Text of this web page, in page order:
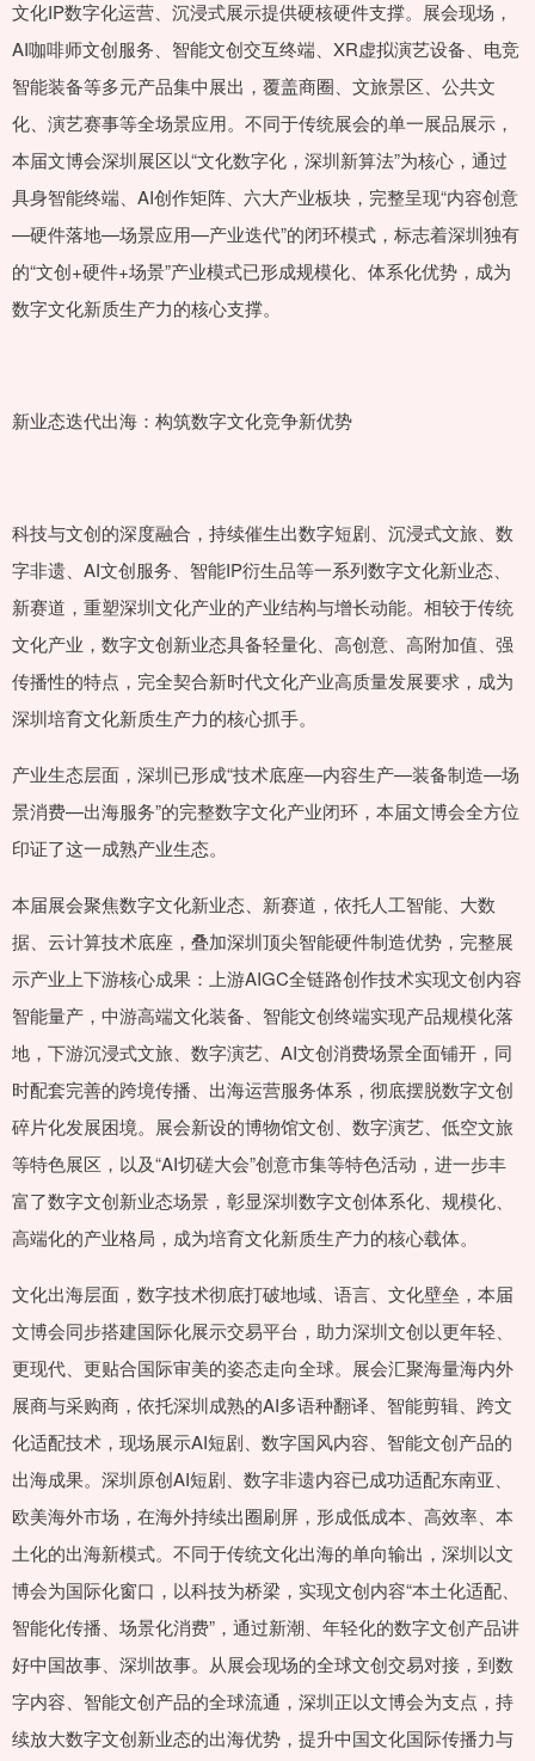
文化IP数字化运营、沉浸式展示提供硬核硬件支撑。展会现场，
AI咖啡师文创服务、智能文创交互终端、XR虚拟演艺设备、电竞
智能装备等多元产品集中展出，覆盖商圈、文旅景区、公共文
化、演艺赛事等全场景应用。不同于传统展会的单一展品展示，
本届文博会深圳展区以“文化数字化，深圳新算法”为核心，通过
具身智能终端、AI创作矩阵、六大产业板块，完整呈现“内容创意
—硬件落地—场景应用—产业迭代”的闭环模式，标志着深圳独有
的“文创+硬件+场景”产业模式已形成规模化、体系化优势，成为
数字文化新质生产力的核心支撑。
新业态迭代出海：构筑数字文化竞争新优势
科技与文创的深度融合，持续催生出数字短剧、沉浸式文旅、数
字非遗、AI文创服务、智能IP衍生品等一系列数字文化新业态、
新赛道，重塑深圳文化产业的产业结构与增长动能。相较于传统
文化产业，数字文创新业态具备轻量化、高创意、高附加值、强
传播性的特点，完全契合新时代文化产业高质量发展要求，成为
深圳培育文化新质生产力的核心抓手。
产业生态层面，深圳已形成“技术底座—内容生产—装备制造—场
景消费—出海服务”的完整数字文化产业闭环，本届文博会全方位
印证了这一成熟产业生态。
本届展会聚焦数字文化新业态、新赛道，依托人工智能、大数
据、云计算技术底座，叠加深圳顶尖智能硬件制造优势，完整展
示产业上下游核心成果：上游AIGC全链路创作技术实现文创内容
智能量产，中游高端文化装备、智能文创终端实现产品规模化落
地，下游沉浸式文旅、数字演艺、AI文创消费场景全面铺开，同
时配套完善的跨境传播、出海运营服务体系，彻底摆脱数字文创
碎片化发展困境。展会新设的博物馆文创、数字演艺、低空文旅
等特色展区，以及“AI切磋大会”创意市集等特色活动，进一步丰
富了数字文创新业态场景，彰显深圳数字文创体系化、规模化、
高端化的产业格局，成为培育文化新质生产力的核心载体。
文化出海层面，数字技术彻底打破地域、语言、文化壁垒，本届
文博会同步搭建国际化展示交易平台，助力深圳文创以更年轻、
更现代、更贴合国际审美的姿态走向全球。展会汇聚海量海内外
展商与采购商，依托深圳成熟的AI多语种翻译、智能剪辑、跨文
化适配技术，现场展示AI短剧、数字国风内容、智能文创产品的
出海成果。深圳原创AI短剧、数字非遗内容已成功适配东南亚、
欧美海外市场，在海外持续出圈刷屏，形成低成本、高效率、本
土化的出海新模式。不同于传统文化出海的单向输出，深圳以文
博会为国际化窗口，以科技为桥梁，实现文创内容“本土化适配、
智能化传播、场景化消费”，通过新潮、年轻化的数字文创产品讲
好中国故事、深圳故事。从展会现场的全球文创交易对接，到数
字内容、智能文创产品的全球流通，深圳正以文博会为支点，持
续放大数字文创新业态的出海优势，提升中国文化国际传播力与